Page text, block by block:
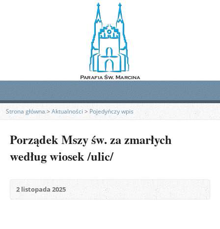
Strona główna> Aktualności > Pojedyńczy wpis
Porządek Mszy św. za zmarłych
według wiosek /ulic/
2 listopada 2025